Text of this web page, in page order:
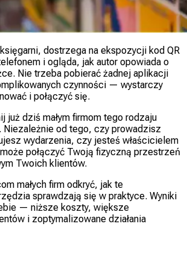
dostrzega na ekspozycji kod QR
i ogląda, jak autor opowiada o
Nie trzeba pobierać żadnej aplikacji
czynności — wystarczy
i połączyć się.
już dziś małym firmom tego rodzaju
Niezależnie od tego, czy prowadzisz
wydarzenia, czy jesteś właścicielem
połączyć Twoją fizyczną przestrzeń
Twoich klientów.
małych firm odkryć, jak te
sprawdzają się w praktyce. Wyniki
— niższe koszty, większe
i zoptymalizowane działania